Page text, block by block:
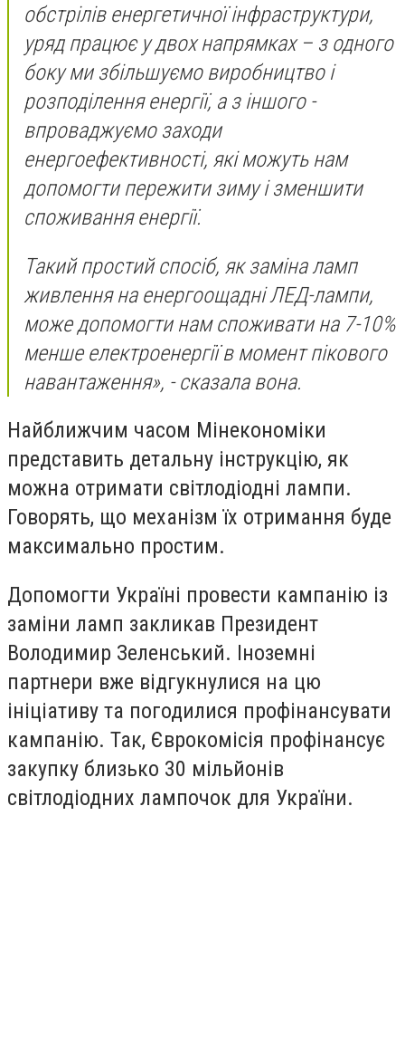
обстрілів енергетичної інфраструктури,
уряд працює у двох напрямках – з одного
боку ми збільшуємо виробництво і
розподілення енергії, а з іншого -
впроваджуємо заходи
енергоефективності, які можуть нам
допомогти пережити зиму і зменшити
споживання енергії.
Такий простий спосіб, як заміна ламп
живлення на енергоощадні ЛЕД-лампи,
може допомогти нам споживати на 7-10%
менше електроенергії в момент пікового
навантаження», - сказала вона.
Найближчим часом Мінекономіки
представить детальну інструкцію, як
можна отримати світлодіодні лампи.
Говорять, що механізм їх отримання буде
максимально простим.
Допомогти Україні провести кампанію із
заміни ламп закликав Президент
Володимир Зеленський. Іноземні
партнери вже відгукнулися на цю
ініціативу та погодилися профінансувати
кампанію. Так, Єврокомісія профінансує
закупку близько 30 мільйонів
світлодіодних лампочок для України.